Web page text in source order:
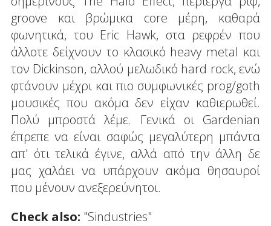
groove και βρώμικα core μέρη, καθαρά
φωνητικά, του Eric Hawk, στα ρεφρέν που
άλλοτε δείχνουν το κλασικό heavy metal και
τον Dickinson, αλλού μελωδικό hard rock, ενώ
φτάνουν μέχρι και πιο συμφωνικές prog/goth
μουσικές που ακόμα δεν είχαν καθιερωθεί.
Πολύ μπροστά λέμε. Γενικά οι Gardenian
έπρεπε να είναι σαφώς μεγαλύτερη μπάντα
απ' ότι τελικά έγινε, αλλά από την άλλη δε
μας χαλάει να υπάρχουν ακόμα θησαυροί
που μένουν ανεξερεύνητοι.
Check also: "Sindustries"